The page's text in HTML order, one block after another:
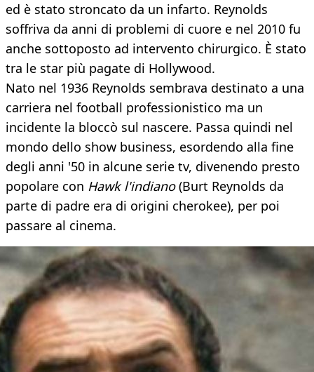
ed è stato stroncato da un infarto. Reynolds
soffriva da anni di problemi di cuore e nel 2010 fu
anche sottoposto ad intervento chirurgico. È stato
tra le star più pagate di Hollywood.
Nato nel 1936 Reynolds sembrava destinato a una
carriera nel football professionistico ma un
incidente la bloccò sul nascere. Passa quindi nel
mondo dello show business, esordendo alla fine
degli anni '50 in alcune serie tv, divenendo presto
popolare con Hawk l'indiano(Burt Reynolds da
parte di padre era di origini cherokee), per poi
passare al cinema.